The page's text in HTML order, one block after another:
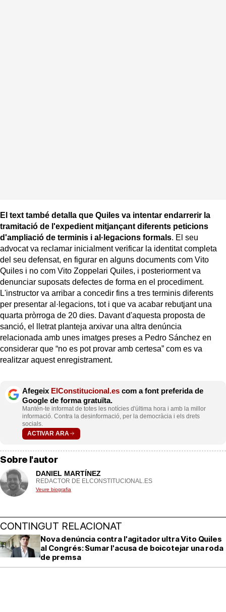
El text també detalla que Quiles va intentar endarrerir la
tramitació de l'expedient mitjançant diferents peticions
d'ampliació de terminis i al·legacions formals. El seu
advocat va reclamar inicialment verificar la identitat completa
del seu defensat, en figurar en alguns documents com Vito
Quiles i no com Vito Zoppelari Quiles, i posteriorment va
denunciar suposats defectes de forma en el procediment.
L'instructor va arribar a concedir fins a tres terminis diferents
per presentar al·legacions, tot i que va acabar rebutjant una
quarta pròrroga de 20 dies. Davant d'aquesta proposta de
sanció, el lletrat planteja arxivar una altra denúncia
relacionada amb unes imatges preses a Pedro Sánchez en
considerar que “no es pot provar amb certesa” com es va
realitzar aquest enregistrament.
Afegeix ElConstitucional.es com a font preferida de
Google de forma gratuïta.
Mantén-te informat de totes les notícies d'última hora i amb la millor
informació. Contra la desinformació, per la democràcia i els drets
socials.
ACTIVAR ARA
Sobre l'autor
DANIEL MARTÍNEZ
REDACTOR DE ELCONSTITUCIONAL.ES
Veure biografia
CONTINGUT RELACIONAT
Nova denúncia contra l'agitador ultra Vito Quiles
al Congrés: Sumar l'acusa de boicotejar una roda
de premsa